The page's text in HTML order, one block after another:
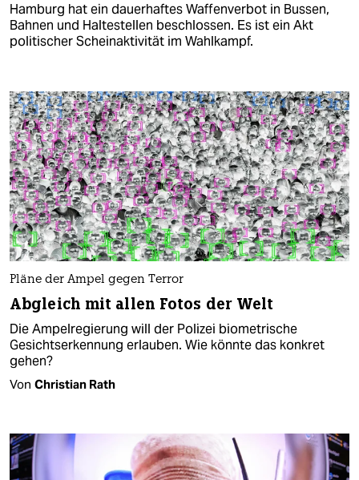
Hamburg hat ein dauerhaftes Waffenverbot in Bussen,
Bahnen und Haltestellen beschlossen. Es ist ein Akt
politischer Scheinaktivität im Wahlkampf.
Pläne der Ampel gegen Terror
Abgleich mit allen Fotos der Welt
Die Ampelregierung will der Polizei biometrische
Gesichtserkennung erlauben. Wie könnte das konkret
gehen?
Von Christian Rath